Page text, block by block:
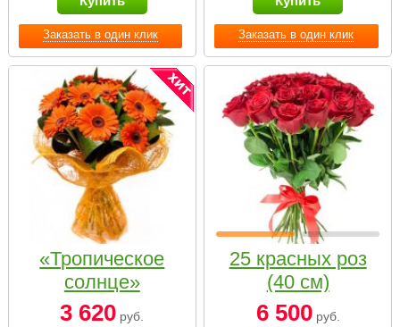
Заказать в один клик Заказать в один клик
«Тропическое
солнце»
3 620 руб.
25 красных роз
(40 см)
6 500руб.